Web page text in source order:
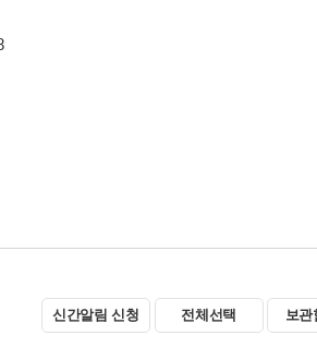
신간알림 신청 전체선택 보관